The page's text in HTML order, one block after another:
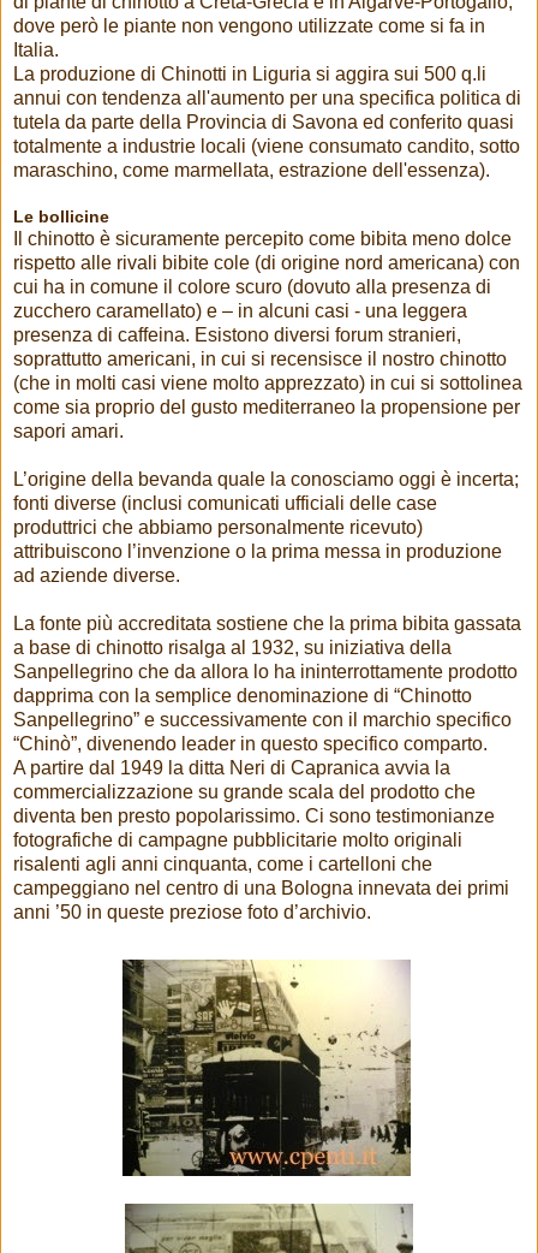
dove però le piante non vengono utilizzate come si fa in
Italia.
La produzione di Chinotti in Liguria si aggira sui 500 q.li
annui con tendenza all'aumento per una specifica politica di
tutela da parte della Provincia di Savona ed conferito quasi
totalmente a industrie locali (viene consumato candito, sotto
maraschino, come marmellata, estrazione dell'essenza).
Le bollicine
Il chinotto è sicuramente percepito come bibita meno dolce
rispetto alle rivali bibite cole (di origine nord americana) con
cui ha in comune il colore scuro (dovuto alla presenza di
zucchero caramellato) e – in alcuni casi - una leggera
presenza di caffeina. Esistono diversi forum stranieri,
soprattutto americani, in cui si recensisce il nostro chinotto
(che in molti casi viene molto apprezzato) in cui si sottolinea
come sia proprio del gusto mediterraneo la propensione per
sapori amari.
L’origine della bevanda quale la conosciamo oggi è incerta;
fonti diverse (inclusi comunicati ufficiali delle case
produttrici che abbiamo personalmente ricevuto)
attribuiscono l’invenzione o la prima messa in produzione
ad aziende diverse.
La fonte più accreditata sostiene che la prima bibita gassata
a base di chinotto risalga al 1932, su iniziativa della
Sanpellegrino che da allora lo ha ininterrottamente prodotto
dapprima con la semplice denominazione di “Chinotto
Sanpellegrino” e successivamente con il marchio specifico
“Chinò”, divenendo leader in questo specifico comparto.
A partire dal 1949 la ditta Neri di Capranica avvia la
commercializzazione su grande scala del prodotto che
diventa ben presto popolarissimo. Ci sono testimonianze
fotografiche di campagne pubblicitarie molto originali
risalenti agli anni cinquanta, come i cartelloni che
campeggiano nel centro di una Bologna innevata dei primi
anni ’50 in queste preziose foto d’archivio.